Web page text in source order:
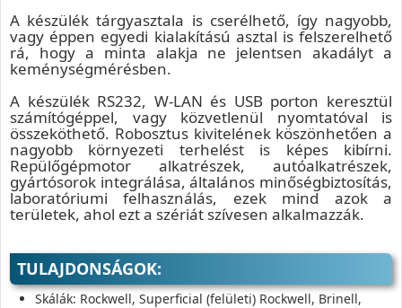
A készülék tárgyasztala is cserélhető, így nagyobb,
vagy éppen egyedi kialakítású asztal is felszerelhető
rá, hogy a minta alakja ne jelentsen akadályt a
keménységmérésben.
A készülék RS232, W-LAN és USB porton keresztül
számítógéppel, vagy közvetlenül nyomtatóval is
összeköthető. Robosztus kivitelének köszönhetően a
nagyobb környezeti terhelést is képes kibírni.
Repülőgépmotor alkatrészek, autóalkatrészek,
gyártósorok integrálása, általános minőségbiztosítás,
laboratóriumi felhasználás, ezek mind azok a
területek, ahol ezt a szériát szívesen alkalmazzák.
TULAJDONSÁGOK:
Skálák: Rockwell, Superficial (felületi) Rockwell, Brinell,